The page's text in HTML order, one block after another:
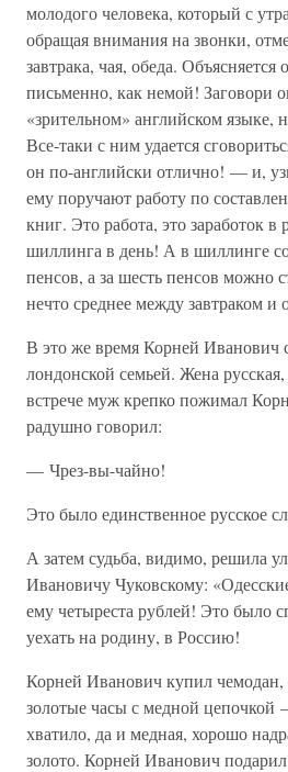
молодого человека, который с
обращая внимания на звонки,
завтрака, чая, обеда. Объясняется
письменно, как немой! Заговори
«зрительном» английском языке,
Все-таки с ним удается
он по-английски отлично! — и,
ему поручают работу по
книг. Это работа, это заработок в
шиллинга в день! А в шиллинге
пенсов, а за шесть пенсов можно
нечто среднее между завтраком и
В это же время Корней Иванович
лондонской семьей. Жена
встрече муж крепко пожимал
радушно говорил:
— Чрез-вы-чайно!
Это было единственное русское
А затем судьба, видимо, решила
Ивановичу Чуковскому:
ему четыреста рублей! Это было
уехать на родину, в Россию!
Корней Иванович купил чемодан,
золотые часы с медной цепочкой
хватило, да и медная, хорошо
золото. Корней Иванович